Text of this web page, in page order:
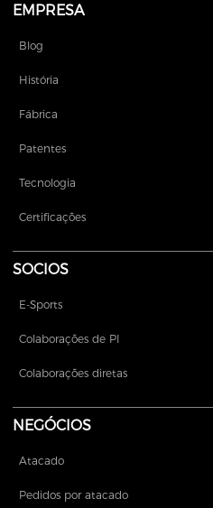
EMPRESA
Blog
História
Fábrica
Patentes
Tecnologia
Certificações
SOCIOS
E-Sports
Colaborações de PI
Colaborações diretas
NEGÓCIOS
Atacado
Pedidos por atacado